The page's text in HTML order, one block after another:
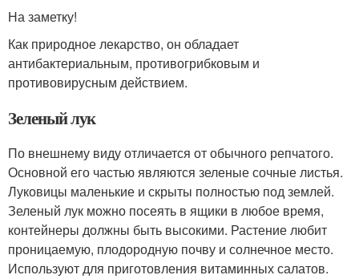
На заметку!
Как природное лекарство, он обладает
антибактериальным, противогрибковым и
противовирусным действием.
Зеленый лук
По внешнему виду отличается от обычного репчатого.
Основной его частью являются зеленые сочные листья.
Луковицы маленькие и скрыты полностью под землей.
Зеленый лук можно посеять в ящики в любое время,
контейнеры должны быть высокими. Растение любит
проницаемую, плодородную почву и солнечное место.
Используют для приготовления витаминных салатов.